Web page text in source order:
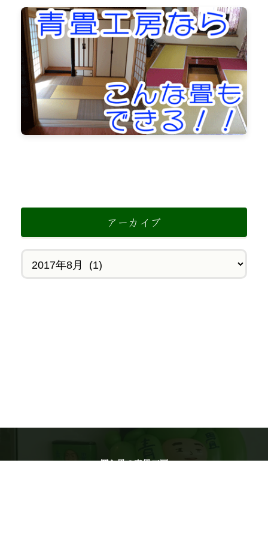
アーカイブ
置き畳の青畳工房